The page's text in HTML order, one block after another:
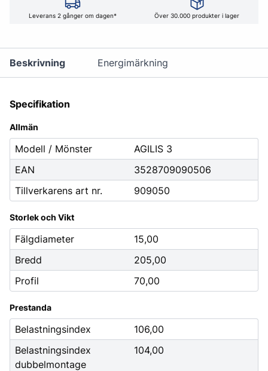
Leverans 2 gånger om dagen* Över 30.000 produkter i lager
Beskrivning Energimärkning
Specifikation
Allmän
Modell / Mönster
AGILIS 3
EAN
3528709090506
Tillverkarens art nr.
909050
Storlek och Vikt
Fälgdiameter
15,00
Bredd
205,00
Profil
70,00
Prestanda
Belastningsindex
106,00
Belastningsindex
dubbelmontage
104,00